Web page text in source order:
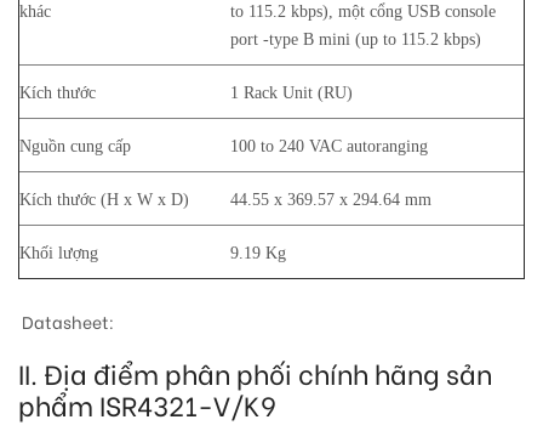
khác
to 115.2 kbps), một cổng USB console
port -type B mini (up to 115.2 kbps)
Kích thước 1 Rack Unit (RU)
Nguồn cung cấp 100 to 240 VAC autoranging
Kích thước (H x W x D) 44.55 x 369.57 x 294.64 mm
Khối lượng 9.19 Kg
Datasheet:
II. Địa điểm phân phối chính hãng sản
phẩm ISR4321-V/K9